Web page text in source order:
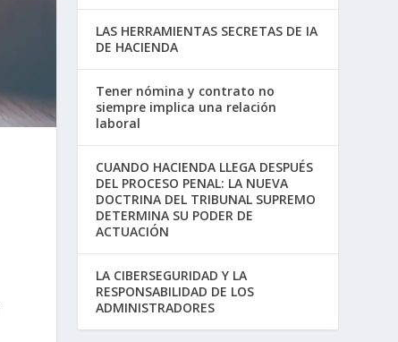
LAS HERRAMIENTAS SECRETAS DE IA
DE HACIENDA
Tener nómina y contrato no
siempre implica una relación
laboral
CUANDO HACIENDA LLEGA DESPUÉS
DEL PROCESO PENAL: LA NUEVA
DOCTRINA DEL TRIBUNAL SUPREMO
DETERMINA SU PODER DE
ACTUACIÓN
LA CIBERSEGURIDAD Y LA
RESPONSABILIDAD DE LOS
ADMINISTRADORES